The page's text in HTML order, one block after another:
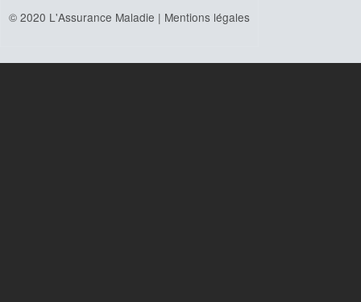
© 2020 L'Assurance Maladie | Mentions légales